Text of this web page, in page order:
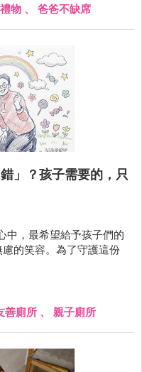
物 、 爸爸不缺席
」？孩子需要的，只
中，最希望給予孩子們的
的笑容。為了守護這份
善廁所 、 親子廁所